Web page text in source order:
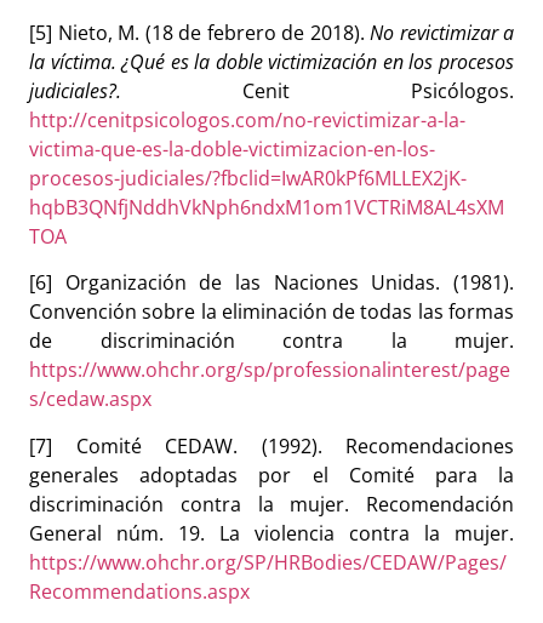
[5] Nieto, M. (18 de febrero de 2018). No revictimizar a
la víctima. ¿Qué es la doble victimización en los procesos
judiciales?. Cenit Psicólogos.
http://cenitpsicologos.com/no-revictimizar-a-la-
victima-que-es-la-doble-victimizacion-en-los-
procesos-judiciales/?fbclid=IwAR0kPf6MLLEX2jK-
hqbB3QNfjNddhVkNph6ndxM1om1VCTRiM8AL4sXM
TOA
[6] Organización de las Naciones Unidas. (1981).
Convención sobre la eliminación de todas las formas
de discriminación contra la mujer.
https://www.ohchr.org/sp/professionalinterest/page
s/cedaw.aspx
[7] Comité CEDAW. (1992). Recomendaciones
generales adoptadas por el Comité para la
discriminación contra la mujer. Recomendación
General núm. 19. La violencia contra la mujer.
https://www.ohchr.org/SP/HRBodies/CEDAW/Pages/
Recommendations.aspx